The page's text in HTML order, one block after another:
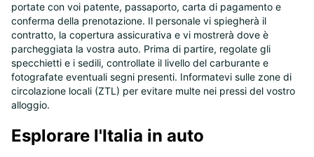
portate con voi patente, passaporto, carta di pagamento e
conferma della prenotazione. Il personale vi spiegherà il
contratto, la copertura assicurativa e vi mostrerà dove è
parcheggiata la vostra auto. Prima di partire, regolate gli
specchietti e i sedili, controllate il livello del carburante e
fotografate eventuali segni presenti. Informatevi sulle zone di
circolazione locali (ZTL) per evitare multe nei pressi del vostro
alloggio.
Esplorare l'Italia in auto